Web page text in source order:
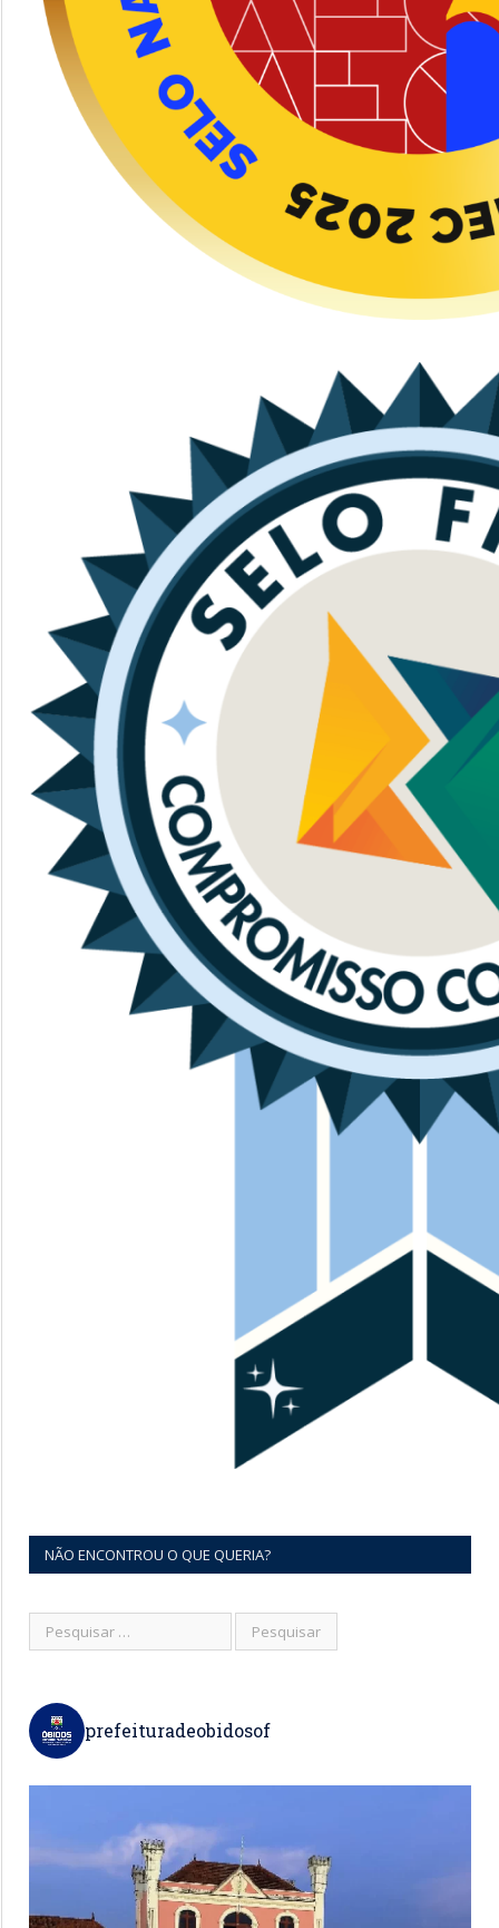
NÃO ENCONTROU O QUE QUERIA?
prefeituradeobidosof